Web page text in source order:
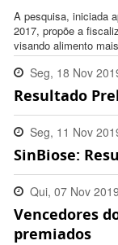
A pesquisa, iniciada
2017, propõe a
visando alimento
Seg, 18 Nov
18:27:00 -0300
Resultado
Seg, 11 Nov
18:37:00 -0300
SinBiose:
Qui, 07 Nov 2019
11:05:00 -0300
Vencedores
premiados